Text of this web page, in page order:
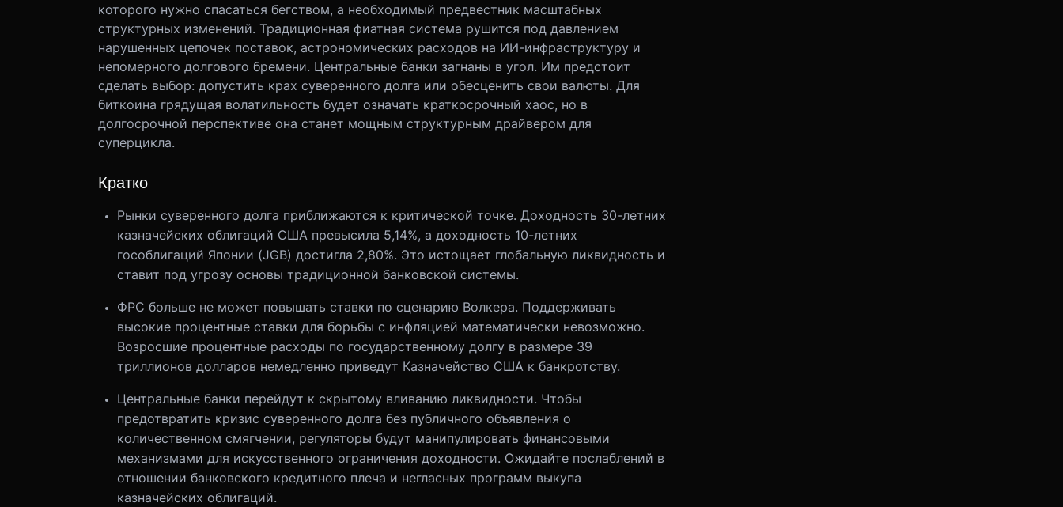
которого нужно спасаться бегством, а необходимый предвестник масштабных
структурных изменений. Традиционная фиатная система рушится под давлением
нарушенных цепочек поставок, астрономических расходов на ИИ-инфраструктуру и
непомерного долгового бремени. Центральные банки загнаны в угол. Им предстоит
сделать выбор: допустить крах суверенного долга или обесценить свои валюты. Для
биткоина грядущая волатильность будет означать краткосрочный хаос, но в
долгосрочной перспективе она станет мощным структурным драйвером для
суперцикла.
Кратко
Рынки суверенного долга приближаются к критической точке. Доходность 30-летних
казначейских облигаций США превысила 5,14%, а доходность 10-летних
гособлигаций Японии (JGB) достигла 2,80%. Это истощает глобальную ликвидность и
ставит под угрозу основы традиционной банковской системы.
ФРС больше не может повышать ставки по сценарию Волкера. Поддерживать
высокие процентные ставки для борьбы с инфляцией математически невозможно.
Возросшие процентные расходы по государственному долгу в размере 39
триллионов долларов немедленно приведут Казначейство США к банкротству.
Центральные банки перейдут к скрытому вливанию ликвидности. Чтобы
предотвратить кризис суверенного долга без публичного объявления о
количественном смягчении, регуляторы будут манипулировать финансовыми
механизмами для искусственного ограничения доходности. Ожидайте послаблений в
отношении банковского кредитного плеча и негласных программ выкупа
казначейских облигаций.